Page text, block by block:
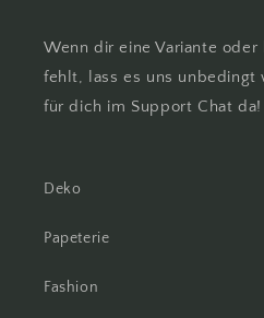
Wenn dir eine Variante
fehlt, lass es uns unbedingt
für dich im Support Chat da!
Deko
Papeterie
Fashion